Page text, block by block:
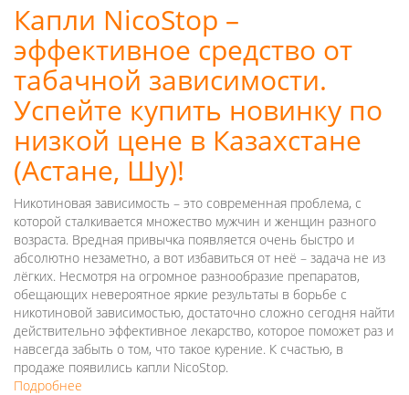
массажер
лица
и
тела
3D
Massager
по
низкой
цене
в
Казахстане
(Шу,
Астана)?
Капли NicoStop –
эффективное средство от
табачной зависимости.
Успейте купить новинку по
низкой цене в Казахстане
(Астане, Шу)!
Никотиновая зависимость – это современная проблема, с
которой сталкивается множество мужчин и женщин разного
возраста. Вредная привычка появляется очень быстро и
абсолютно незаметно, а вот избавиться от неё – задача не из
лёгких. Несмотря на огромное разнообразие препаратов,
обещающих невероятное яркие результаты в борьбе с
никотиновой зависимостью, достаточно сложно сегодня найти
действительно эффективное лекарство, которое поможет раз и
навсегда забыть о том, что такое курение. К счастью, в
продаже появились капли NicoStop.
Подробнее